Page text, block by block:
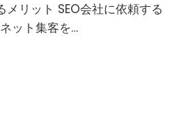
メリット SEO会社に依頼する
ット集客を…